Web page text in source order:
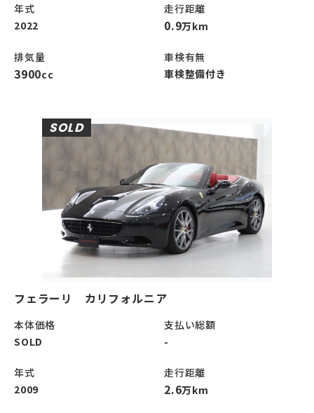
年式
2022
走行距離
0.9万km
排気量
3900cc
車検有無
車検整備付き
SOLD
フェラーリ カリフォルニア
本体価格
SOLD
支払い総額
-
年式
2009
走行距離
2.6万km